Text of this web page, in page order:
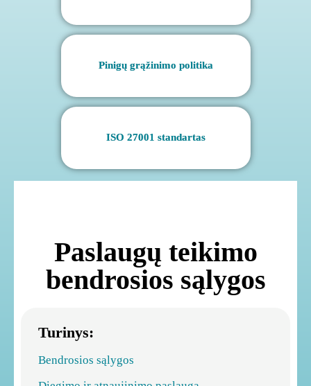
Pinigų grąžinimo politika
ISO 27001 standartas
Paslaugų teikimo
bendrosios sąlygos
Turinys:
Bendrosios sąlygos